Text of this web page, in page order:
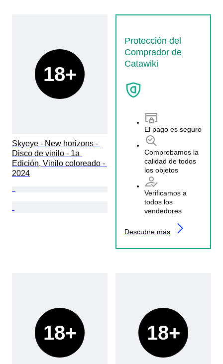
Protección del
Comprador de
Catawiki
El pago es seguro
Comprobamos la
calidad de todos
los objetos
Verificamos a
todos los
vendedores
Descubre más
18+
Skyeye - New horizons -
Disco de vinilo - 1a
Edición, Vinilo coloreado -
2024
18+ 18+